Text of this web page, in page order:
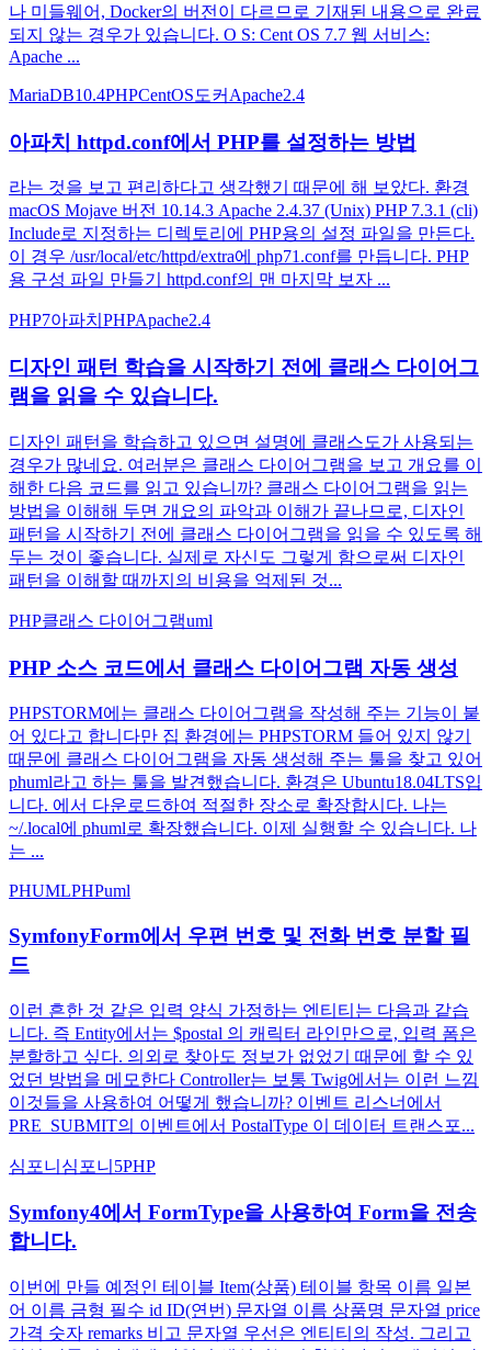
나 미들웨어, Docker의 버전이 다르므로 기재된 내용으로 완료
되지 않는 경우가 있습니다. O S: Cent OS 7.7 웹 서비스:
Apache ...
MariaDB10.4PHPCentOS도커 Apache2.4
아파치 httpd.conf에서 PHP를 설정하는 방법
라는 것을 보고 편리하다고 생각했기 때문에 해 보았다. 환경
macOS Mojave 버전 10.14.3 Apache 2.4.37 (Unix) PHP 7.3.1 (cli)
Include로 지정하는 디렉토리에 PHP용의 설정 파일을 만든다.
이 경우 /usr/local/etc/httpd/extra에 php71.conf를 만듭니다. PHP
용 구성 파일 만들기 httpd.conf의 맨 마지막 보자 ...
PHP7아파치 PHPApache2.4
디자인 패턴 학습을 시작하기 전에 클래스 다이어그
램을 읽을 수 있습니다.
디자인 패턴을 학습하고 있으면 설명에 클래스도가 사용되는
경우가 많네요. 여러분은 클래스 다이어그램을 보고 개요를 이
해한 다음 코드를 읽고 있습니까? 클래스 다이어그램을 읽는
방법을 이해해 두면 개요의 파악과 이해가 끝나므로, 디자인
패턴을 시작하기 전에 클래스 다이어그램을 읽을 수 있도록 해
두는 것이 좋습니다. 실제로 자신도 그렇게 함으로써 디자인
패턴을 이해할 때까지의 비용을 억제된 것...
PHP클래스 다이어그램uml
PHP 소스 코드에서 클래스 다이어그램 자동 생성
PHPSTORM에는 클래스 다이어그램을 작성해 주는 기능이 붙
어 있다고 합니다만 집 환경에는 PHPSTORM 들어 있지 않기
때문에 클래스 다이어그램을 자동 생성해 주는 툴을 찾고 있어
phuml라고 하는 툴을 발견했습니다. 환경은 Ubuntu18.04LTS입
니다. 에서 다운로드하여 적절한 장소로 확장합시다. 나는
~/.local에 phuml로 확장했습니다. 이제 실행할 수 있습니다. 나
는 ...
PHUMLPHPuml
SymfonyForm에서 우편 번호 및 전화 번호 분할 필
드
이런 흔한 것 같은 입력 양식 가정하는 엔티티는 다음과 같습
니다. 즉 Entity에서는 $postal 의 캐릭터 라인만으로, 입력 폼은
분할하고 싶다. 의외로 찾아도 정보가 없었기 때문에 할 수 있
었던 방법을 메모한다 Controller는 보통 Twig에서는 이런 느낌
이것들을 사용하여 어떻게 했습니까? 이벤트 리스너에서
PRE_SUBMIT의 이벤트에서 PostalType 이 데이터 트랜스포...
심포니 심포니5PHP
Symfony4에서 FormType을 사용하여 Form을 전송
합니다.
이번에 만들 예정인 테이블 Item(상품) 테이블 항목 이름 일본
어 이름 금형 필수 id ID(연번) 문자열 이름 상품명 문자열 price
가격 숫자 remarks 비고 문자열 우선은 엔티티의 작성. 그리고